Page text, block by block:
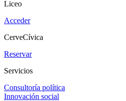
Liceo
Acceder
CerveCívica
Reservar
Servicios
Consultoría política
Innovación social